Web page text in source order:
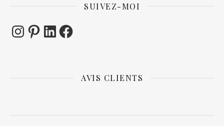
SUIVEZ-MOI
Instagram
PinterestLinkedInFacebook
AVIS CLIENTS